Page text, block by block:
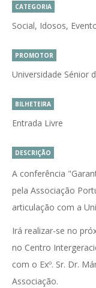
CATEGORIA
Social, Idosos,
PROMOTOR
Universidade Sénior
BILHETEIRA
Entrada Livre
DESCRIÇÃO
A conferência
pela Associação
articulação com a
Irá realizar-se no
no Centro
com o Exº. Sr. Dr.
Associação.